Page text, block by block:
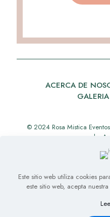
ACERCA DE
GALERIA
© 2024 Rosa Mistica
by
Este sitio web utiliza cookies
este sitio web, acepta nuestra